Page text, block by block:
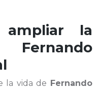
ampliar la
Fernando
la vida de Fernando